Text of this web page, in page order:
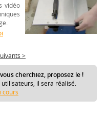
vidéo
>
cherchiez, proposez le !
il sera réalisé.
cours